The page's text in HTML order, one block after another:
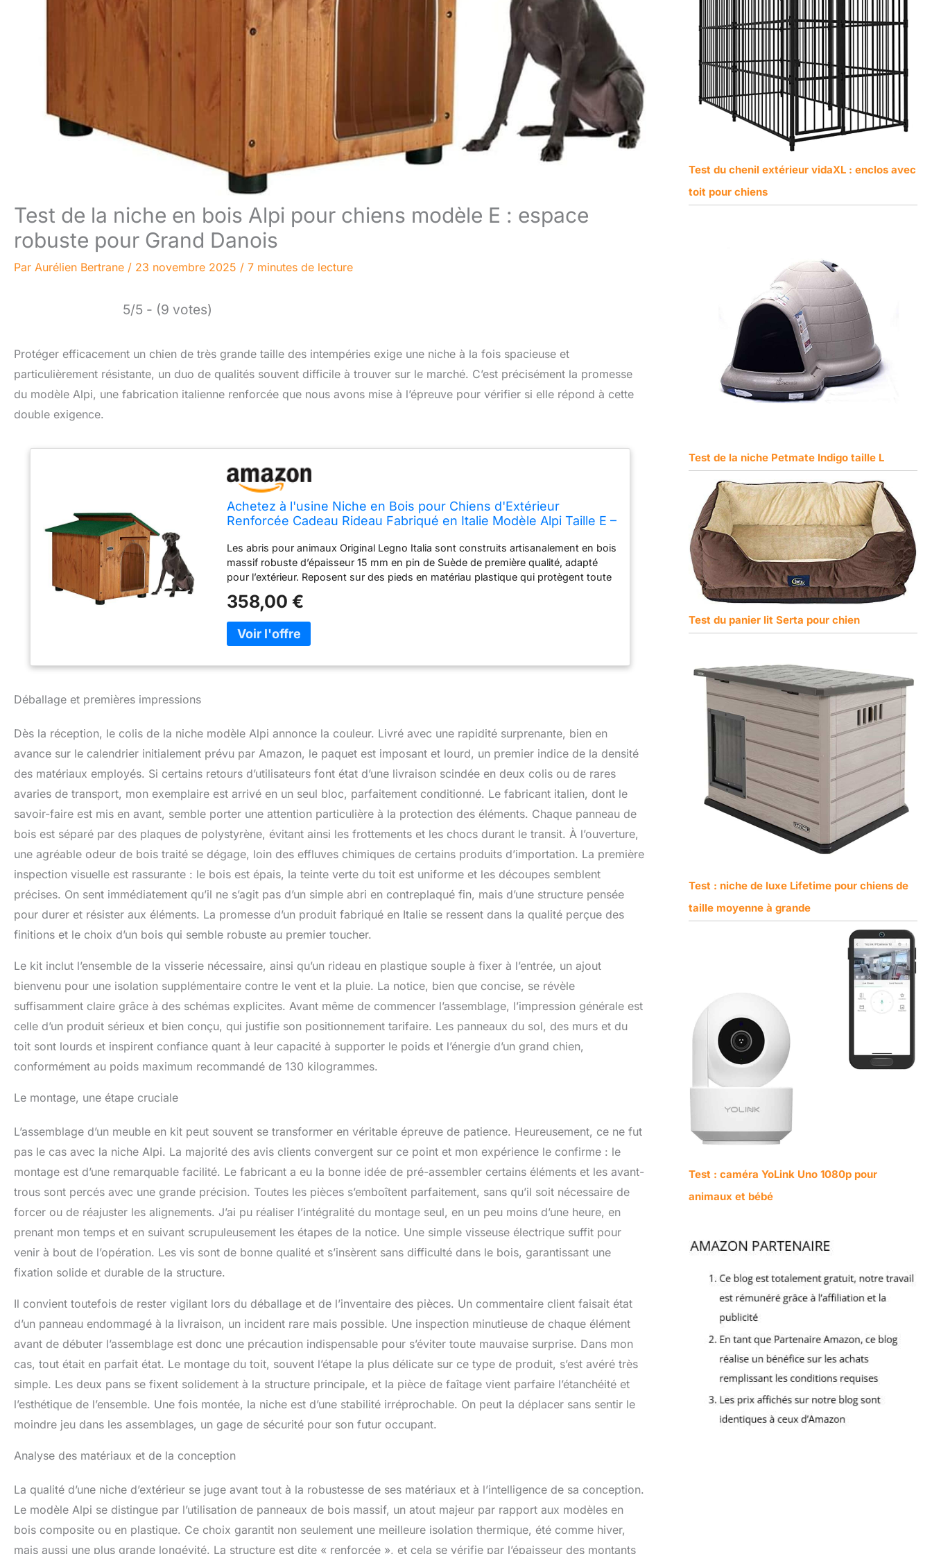
Test de la niche en bois Alpi pour chiens modèle E : espace
robuste pour Grand Danois
Par Aurélien Bertrane / 23 novembre 2025 / 7 minutes de lecture
5/5 - (9 votes)
Protéger efficacement un chien de très grande taille des intempéries exige une niche à la fois spacieuse et
particulièrement résistante, un duo de qualités souvent difficile à trouver sur le marché. C’est précisément la promesse
du modèle Alpi, une fabrication italienne renforcée que nous avons mise à l’épreuve pour vérifier si elle répond à cette
double exigence.
Achetez à l'usine Niche en Bois pour Chiens d'Extérieur
Renforcée Cadeau Rideau Fabriqué en Italie Modèle Alpi Taille E –
Les abris pour animaux Original Legno Italia sont construits artisanalement en bois
massif robuste d’épaisseur 15 mm en pin de Suède de première qualité, adapté
pour l’extérieur. Reposent sur des pieds en matériau plastique qui protègent toute
aluminium anti-morsure, tandis que la structure interne garantit une solidité
exceptionnelle. Boulons en acier MA 6 × 35 avec insert fileté métrique en acier. Le
toit est isolé et démontable pour permettre un nettoyage intérieur facile et sa
couverture est réalisée dans un matériau spécial imperméabilisé et isolant,
recouvert de copeaux de pierre d'ardoise colorée vert pelouse. La peinture est
expédiées au client. Rideau inclus Dimensions extérieures : L 102 x P 122 x H 108
cm Dimensions intérieures : 80 x 110 x 108 cm (L x P x H) Dimensions d’entrée :
358,00 €
Déballage et premières impressions
Dès la réception, le colis de la niche modèle Alpi annonce la couleur. Livré avec une rapidité surprenante, bien en
avance sur le calendrier initialement prévu par Amazon, le paquet est imposant et lourd, un premier indice de la densité
des matériaux employés. Si certains retours d’utilisateurs font état d’une livraison scindée en deux colis ou de rares
avaries de transport, mon exemplaire est arrivé en un seul bloc, parfaitement conditionné. Le fabricant italien, dont le
savoir-faire est mis en avant, semble porter une attention particulière à la protection des éléments. Chaque panneau de
bois est séparé par des plaques de polystyrène, évitant ainsi les frottements et les chocs durant le transit. À l’ouverture,
une agréable odeur de bois traité se dégage, loin des effluves chimiques de certains produits d’importation. La première
inspection visuelle est rassurante : le bois est épais, la teinte verte du toit est uniforme et les découpes semblent
précises. On sent immédiatement qu’il ne s’agit pas d’un simple abri en contreplaqué fin, mais d’une structure pensée
pour durer et résister aux éléments. La promesse d’un produit fabriqué en Italie se ressent dans la qualité perçue des
finitions et le choix d’un bois qui semble robuste au premier toucher.
Le kit inclut l’ensemble de la visserie nécessaire, ainsi qu’un rideau en plastique souple à fixer à l’entrée, un ajout
bienvenu pour une isolation supplémentaire contre le vent et la pluie. La notice, bien que concise, se révèle
suffisamment claire grâce à des schémas explicites. Avant même de commencer l’assemblage, l’impression générale est
celle d’un produit sérieux et bien conçu, qui justifie son positionnement tarifaire. Les panneaux du sol, des murs et du
toit sont lourds et inspirent confiance quant à leur capacité à supporter le poids et l’énergie d’un grand chien,
conformément au poids maximum recommandé de 130 kilogrammes.
Le montage, une étape cruciale
L’assemblage d’un meuble en kit peut souvent se transformer en véritable épreuve de patience. Heureusement, ce ne fut
pas le cas avec la niche Alpi. La majorité des avis clients convergent sur ce point et mon expérience le confirme : le
montage est d’une remarquable facilité. Le fabricant a eu la bonne idée de pré-assembler certains éléments et les avant-
trous sont percés avec une grande précision. Toutes les pièces s’emboîtent parfaitement, sans qu’il soit nécessaire de
forcer ou de réajuster les alignements. J’ai pu réaliser l’intégralité du montage seul, en un peu moins d’une heure, en
prenant mon temps et en suivant scrupuleusement les étapes de la notice. Une simple visseuse électrique suffit pour
venir à bout de l’opération. Les vis sont de bonne qualité et s’insèrent sans difficulté dans le bois, garantissant une
fixation solide et durable de la structure.
Il convient toutefois de rester vigilant lors du déballage et de l’inventaire des pièces. Un commentaire client faisait état
d’un panneau endommagé à la livraison, un incident rare mais possible. Une inspection minutieuse de chaque élément
avant de débuter l’assemblage est donc une précaution indispensable pour s’éviter toute mauvaise surprise. Dans mon
cas, tout était en parfait état. Le montage du toit, souvent l’étape la plus délicate sur ce type de produit, s’est avéré très
simple. Les deux pans se fixent solidement à la structure principale, et la pièce de faîtage vient parfaire l’étanchéité et
l’esthétique de l’ensemble. Une fois montée, la niche est d’une stabilité irréprochable. On peut la déplacer sans sentir le
moindre jeu dans les assemblages, un gage de sécurité pour son futur occupant.
Analyse des matériaux et de la conception
La qualité d’une niche d’extérieur se juge avant tout à la robustesse de ses matériaux et à l’intelligence de sa conception.
Le modèle Alpi se distingue par l’utilisation de panneaux de bois massif, un atout majeur par rapport aux modèles en
bois composite ou en plastique. Ce choix garantit non seulement une meilleure isolation thermique, été comme hiver,
mais aussi une plus grande longévité. La structure est dite « renforcée », et cela se vérifie par l’épaisseur des montants
Test du chenil extérieur vidaXL : enclos avec
toit pour chiens
Test de la niche Petmate Indigo taille L
Test du panier lit Serta pour chien
Test : niche de luxe Lifetime pour chiens de
taille moyenne à grande
Test : caméra YoLink Uno 1080p pour
animaux et bébé